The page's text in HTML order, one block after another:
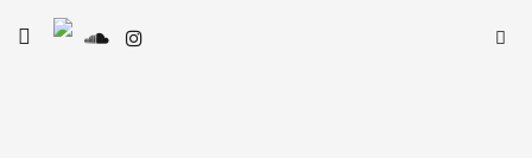
Skip
toggle